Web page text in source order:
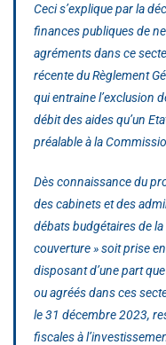
Ceci s’explique par la
finances publiques de
agréments dans ce
récente du Règlement
qui entraine l’exclusion
débit des aides qu’un
préalable à la
Dès connaissance du
des cabinets et des
débats budgétaires de la
couverture » soit prise
disposant d’une part
ou agréés dans ces
le 31 décembre 2023,
fiscales à